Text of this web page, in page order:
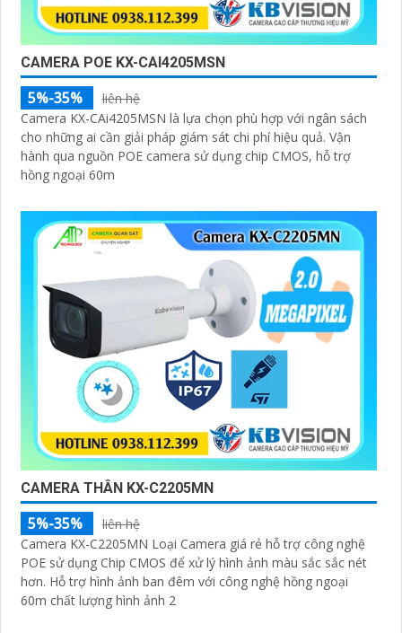
CAMERA POE KX-CAI4205MSN
5%-35%
liên hệ
Camera KX-CAi4205MSN là lựa chọn phù hợp với ngân sách
cho những ai cần giải pháp giám sát chi phí hiệu quả. Vận
hành qua nguồn POE camera sử dụng chip CMOS, hỗ trợ
hồng ngoại 60m
CAMERA THÂN KX-C2205MN
5%-35%
liên hệ
Camera KX-C2205MN Loại Camera giá rẻ hỗ trợ công nghệ
POE sử dụng Chip CMOS để xử lý hình ảnh màu sắc sắc nét
hơn. Hỗ trợ hình ảnh ban đêm với công nghệ hồng ngoại
60m chất lượng hình ảnh 2